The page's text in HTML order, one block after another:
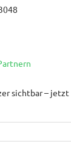
sichtbar – jetzt